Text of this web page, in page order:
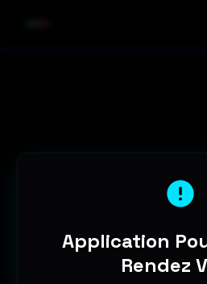
Application
Rendez